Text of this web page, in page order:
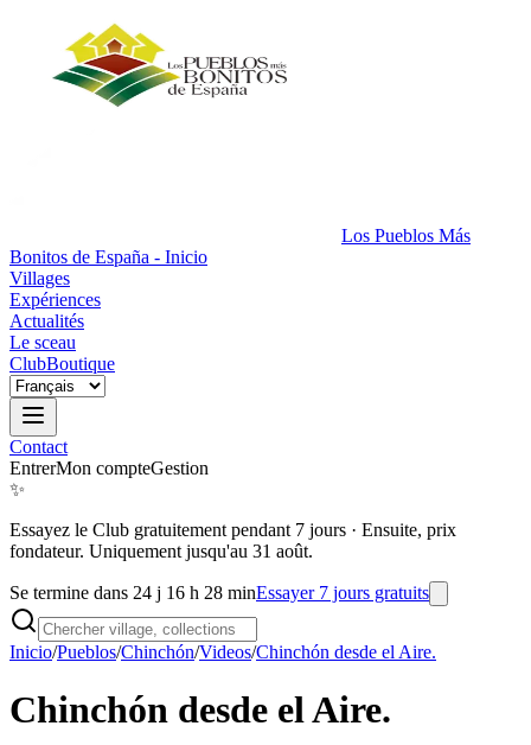
Los Pueblos Más
Bonitos de España - Inicio
Villages
Expériences
Actualités
Le sceau
ClubBoutique
Contact
EntrerMon compteGestion
✨
Essayez le Club gratuitement pendant 7 jours · Ensuite, prix
fondateur. Uniquement jusqu'au 31 août.
Se termine dans 24 j 16 h 28 minEssayer 7 jours gratuits
Inicio/Pueblos/Chinchón/Videos/Chinchón desde el Aire.
Chinchón desde el Aire.